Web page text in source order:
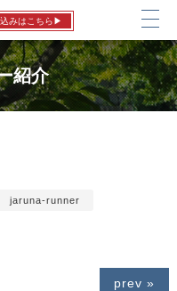
みはこちら▶
紹介
jaruna-runner
prev »